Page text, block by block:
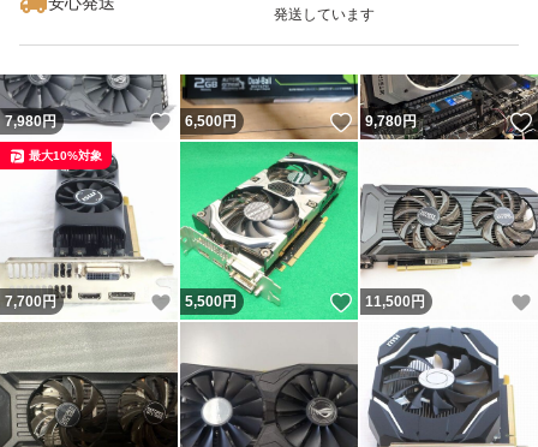
発送しています
7,980円 いいね！
6,500円 いいね！
9,780円
7,700円 いいね！
最大10%対象
5,500円 いいね！
11,500 円